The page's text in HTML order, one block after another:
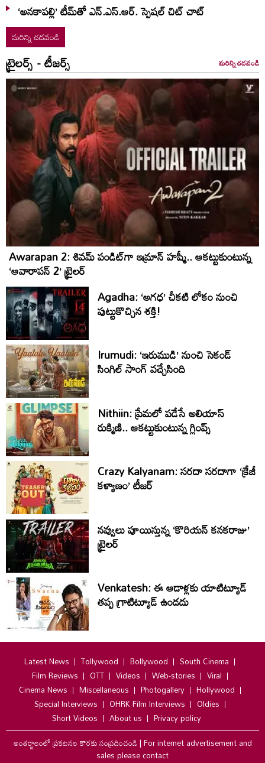
‘అనకాపల్లి’ టీమ్‌తో ఎన్.ఎస్.ఆర్. స్పెషల్ చిట్ చాట్
మరిన్ని చదవండి
ట్రైలర్స్ - టీజర్స్ మరిన్ని చదవండి
Awarapan 2: శివమ్ పండిట్‌గా ఇమ్రాన్ హష్మీ.. ఆకట్టుకుంటున్న
‘ఆవారాపన్ 2’ ట్రైలర్
Agadha: ‘అగధ’ చీకటి లోకం నుంచి
పుట్టుకొచ్చిన శక్తి!
Irumudi: ‘ఇరుముడి’ నుంచి సెకండ్
సింగిల్ సాంగ్ వచ్చేసింది
Nithiin: ప్రేమలో పడేసే అలియాస్
రుక్మిణి.. ఆకట్టుకుంటున్న గ్లింప్స్‌
Crazy Kalyanam: సరదా సరదాగా ‘క్రేజీ
కళ్యాణం’ టీజర్
నవ్వులు పూయిస్తున్న ‘కొరియన్ కనకరాజు’
ట్రైలర్
Venkatesh: ఈ ఆడాళ్లకు యాటిట్యూడ్
తప్ప గ్రాటిట్యూడ్ ఉండదు
Latest News Tollywood Bollywood
South Cinema
Film Reviews
OTT Videos Web-stories
Viral
Cinema News
Miscellaneous Photogallery
Hollywood
Special Interviews
OHRK Film Interviews
Oldies
Short Videos
About us
Privacy policy
అంతర్జాలంలో ప్రకటనల కొరకు సంప్రదించండి|For internet advertisement and
sales please contact